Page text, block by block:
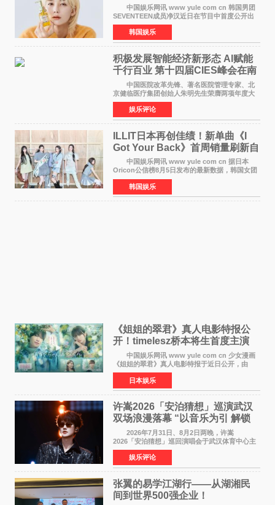
靠成员撑过来
中国娱乐网讯 www yule com cn 韩国男团
SEVENTEEN成员净汉近日在节目中首度公开出
道前的残酷练习生经历，并提及经纪公司Pledis
娱乐，引发广泛关注。 在8月2日播出的日本
TBS综艺节目《周
韩国娱乐
积极发展智能经济新形态 Al赋能
千行百业 第十四届CIES峰会在南
京盛大召开
中国医院改革先锋、著名医院管理专家、北
京健临医疗集团创始人朱明先生荣膺两项年度大
奖 2026年7月31日，盛夏金陵，长江之畔，
以重落地·真务实·强链接为主题的2026&lsquo;人
工智能+&rsquo
娱乐评论
ILLIT日本再创佳绩！新单曲《I
Got Your Back》首周销量刷新自
身纪录
中国娱乐网讯 www yule com cn 据日本
Oricon公信榜8月5日发布的最新数据，韩国女团
ILLIT在日本发行的第二张单曲《I Got Your
Back》首周销量达到71,009张，成功跻身最新一
期周单曲排行
韩国娱乐
《姐姐的翠君》真人电影特报公
开！timelesz桥本将生首度主演
12月4日上映
中国娱乐网讯 www yule com cn 少女漫画
《姐姐的翠君》真人电影特报于近日公开，由
timelesz成员桥本将生担任主演，这也是他首次
担任电影主演，引发高度关注。 女高中生咲
苗翠（中岛瑠菜
日本娱乐
许嵩2026「安泊猜想」巡演武汉
双场浪漫落幕 “以音乐为引 解锁
江城记忆”
2026年7月31日、8月2日两晚，许嵩
2026「安泊猜想」巡回演唱会于武汉体育中心主
体育场盛大开唱。许嵩与数万歌迷在此相聚，从
浪漫惬意的舞台设计到充满诚意与惊喜的现场互
动，共同开启了一场关于
娱乐评论
张翼的易学江湖行——从湖湘民
间到世界500强企业！